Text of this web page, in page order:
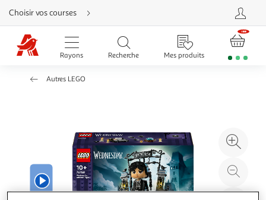
Aller
directement
au
contenu
Aller
directement
Aller
d'aide
Choisir vos courses
Rayons Recherche Mes produits
Autres LEGO